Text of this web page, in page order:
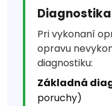
Pri vykonaní
opravu
diagnostiku:
Základná
poruchy)